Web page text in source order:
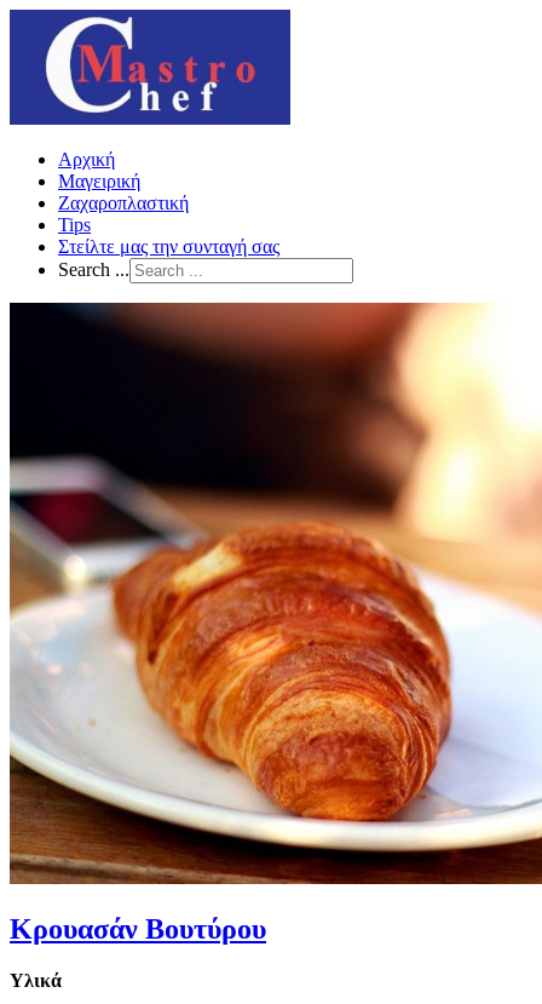
Αρχική
Μαγειρική
Ζαχαροπλαστική
Tips
Στείλτε μας την συνταγή σας
Search ...
Κρουασάν Βουτύρου
Υλικά